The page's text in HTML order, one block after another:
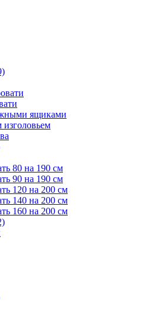
ящиками
80 на 190 см
90 на 190 см
120 на 200 см
140 на 200 см
160 на 200 см